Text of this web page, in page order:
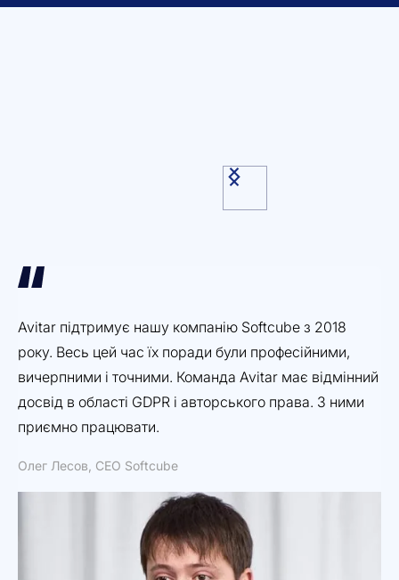
Avitar підтримує нашу компанію Softcube з 2018
року. Весь цей час їх поради були професійними,
вичерпними і точними. Команда Avitar має відмінний
досвід в області GDPR і авторського права. З ними
приємно працювати.
Олег Лесов, CEO Softcube